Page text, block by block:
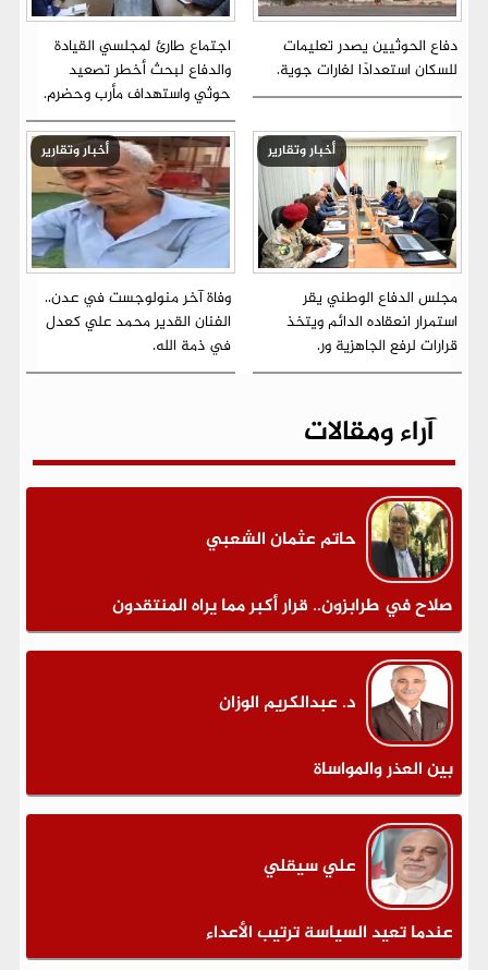
دفاع الحوثيين يصدر تعليمات
للسكان استعدادًا لغارات جوية.
اجتماع طارئ لمجلسي القيادة
والدفاع لبحث أخطر تصعيد
حوثي واستهداف مأرب وحضرم.
أخبار وتقارير
مجلس الدفاع الوطني يقر
استمرار انعقاده الدائم ويتخذ
قرارات لرفع الجاهزية ور.
أخبار وتقارير
وفاة آخر منولوجست في عدن..
الفنان القدير محمد علي كعدل
في ذمة الله.
آراء ومقالات
حاتم عثمان الشعبي
صلاح في طرابزون.. قرار أكبر مما يراه المنتقدون
د. عبدالكريم الوزان
بين العذر والمواساة
علي سيقلي
عندما تعيد السياسة ترتيب الأعداء